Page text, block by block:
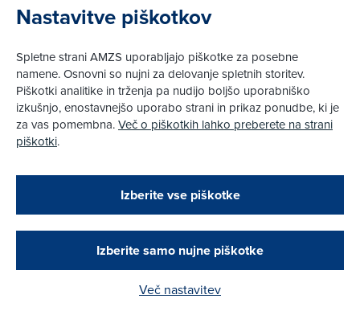
Piškotki
Politika zasebnosti
Informacije o obdelavi osebnih podatkov - videonadzor
Pravno obvestilo
Izvensodno reševanje potrošniških sporov
Cenik članstva AMZS
Pri spletni včlanitvi so podprta naslednja plačilna sredstva:
Nastavitve piškotkov
Spletne strani AMZS uporabljajo piškotke za posebne
namene. Osnovni so nujni za delovanje spletnih storitev.
Piškotki analitike in trženja pa nudijo boljšo uporabniško
izkušnjo, enostavnejšo uporabo strani in prikaz ponudbe, ki je
za vas pomembna.Več o piškotkih lahko preberete na strani
piškotki.
Izberite vse piškotke
Izberite samo nujne piškotke
Več nastavitev